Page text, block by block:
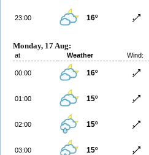
23:00 16º
Monday, 17 Aug:
at Weather Wind:
00:00 16º
01:00 15º
02:00 15º
03:00 15º